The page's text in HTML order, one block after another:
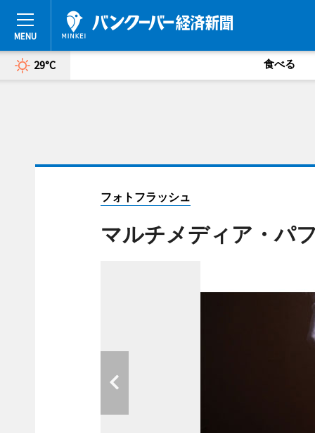
29°C 食べる
フォトフラッシュ
マルチメディア・パ